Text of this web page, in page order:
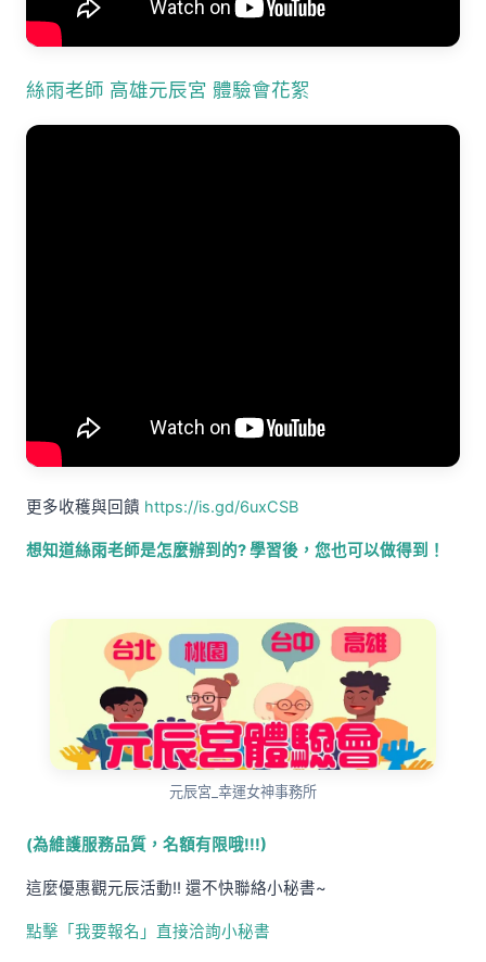
絲雨老師 高雄元辰宮 體驗會花絮
更多收穫與回饋 https://is.gd/6uxCSB
想知道絲雨老師是怎麼辦到的? 學習後，您也可以做得到！
元辰宮_幸運女神事務所
(為維護服務品質，名額有限哦!!!)
這麼優惠觀元辰活動!! 還不快聯絡小秘書~
點擊「我要報名」直接洽詢小秘書